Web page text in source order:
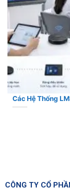
Các Hệ Thống
CÔNG TY CỔ